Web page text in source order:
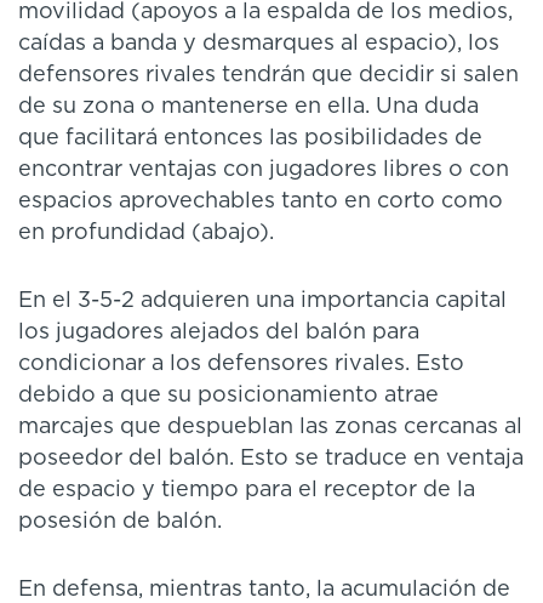
movilidad (apoyos a la espalda de los medios,
caídas a banda y desmarques al espacio), los
defensores rivales tendrán que decidir si salen
de su zona o mantenerse en ella. Una duda
que facilitará entonces las posibilidades de
encontrar ventajas con jugadores libres o con
espacios aprovechables tanto en corto como
en profundidad (abajo).
En el 3-5-2 adquieren una importancia capital
los jugadores alejados del balón para
condicionar a los defensores rivales. Esto
debido a que su posicionamiento atrae
marcajes que despueblan las zonas cercanas al
poseedor del balón. Esto se traduce en ventaja
de espacio y tiempo para el receptor de la
posesión de balón.
En defensa, mientras tanto, la acumulación de